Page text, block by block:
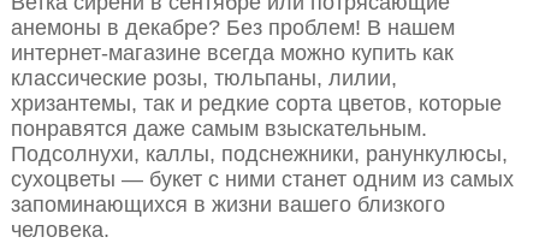
анемоны в декабре? Без проблем! В нашем
интернет-магазине всегда можно купить как
классические розы, тюльпаны, лилии,
хризантемы, так и редкие сорта цветов, которые
понравятся даже самым взыскательным.
Подсолнухи, каллы, подснежники, ранункулюсы,
сухоцветы — букет с ними станет одним из самых
запоминающихся в жизни вашего близкого
человека.